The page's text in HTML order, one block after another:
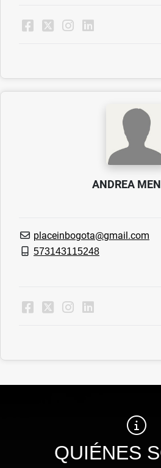
ANDREA
placeinbogota@gmail.com
573143115248
QUIÉNES